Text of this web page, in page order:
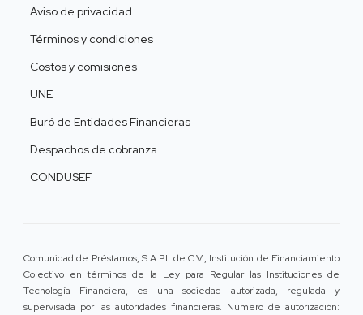
Aviso de privacidad
Términos y condiciones
Costos y comisiones
UNE
Buró de Entidades Financieras
Despachos de cobranza
CONDUSEF
Comunidad de Préstamos, S.A.P.I. de C.V., Institución de Financiamiento
Colectivo en términos de la Ley para Regular las Instituciones de
Tecnología Financiera, es una sociedad autorizada, regulada y
supervisada por las autoridades financieras. Número de autorización: